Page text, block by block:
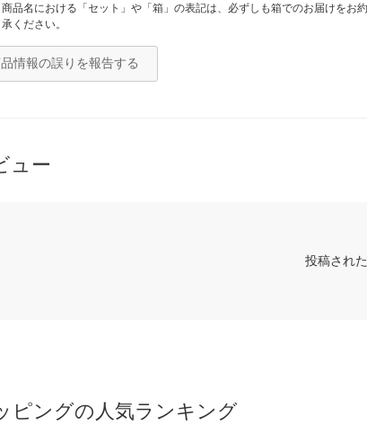
商品名における「セット」や「箱」の表記は、必ずしも箱でのお届けを
ください。
情報の誤りを報告する
ュー
投稿され
ピングの人気ランキング